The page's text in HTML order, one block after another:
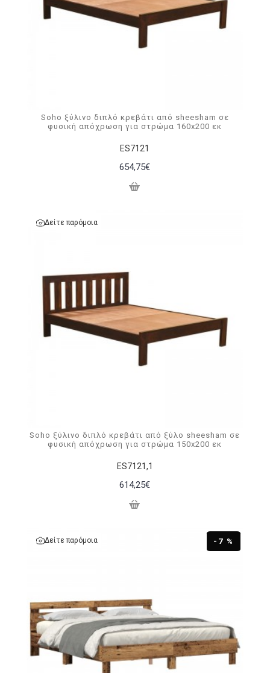
ΕS7121
Soho ξύλινο διπλό κρεβάτι από sheesham σε
φυσική απόχρωση για στρώμα 160x200 εκ
654,75€
Δείτε παρόμοια
ΕS7121,1
Soho ξύλινο διπλό κρεβάτι από ξύλο sheesham σε
φυσική απόχρωση για στρώμα 150x200 εκ
614,25€
-7 %
Δείτε παρόμοια